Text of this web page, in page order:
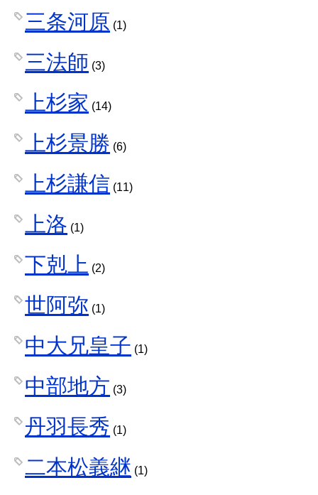
三条河原 (1)
三法師 (3)
上杉家 (14)
上杉景勝 (6)
上杉謙信 (11)
上洛 (1)
下剋上 (2)
世阿弥 (1)
中大兄皇子 (1)
中部地方 (3)
丹羽長秀 (1)
二本松義継 (1)